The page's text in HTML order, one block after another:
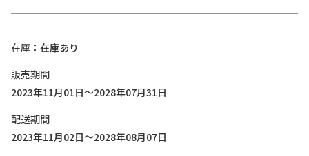
在庫
在庫あり
販売期間
2023年11月01日～2028年07月31日
配送期間
2023年11月02日～2028年08月07日